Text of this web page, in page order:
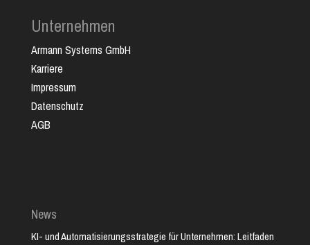
Unternehmen
Armann Systems GmbH
Karriere
Impressum
Datenschutz
AGB
News
KI- und Automatisierungsstrategie für Unternehmen: Leitfaden